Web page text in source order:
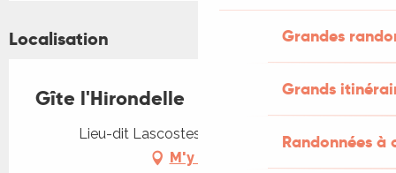
Grandes
Grands
Randonnées
Localisation
Gîte l'Hirondelle
Lieu-dit Lascostes, 46210 Lauresses
M'y rendre